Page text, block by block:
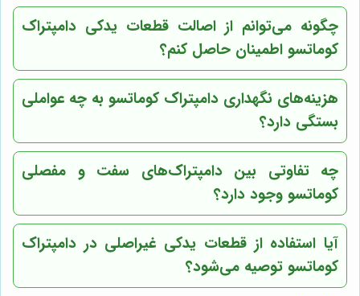
چگونه می‌توانم از اصالت قطعات یدکی دامپتراک
کوماتسو اطمینان حاصل کنم؟
هزینه‌های نگهداری دامپتراک کوماتسو به چه عواملی
بستگی دارد؟
چه تفاوتی بین دامپتراک‌های سفت و مفصلی
کوماتسو وجود دارد؟
آیا استفاده از قطعات یدکی غیراصلی در دامپتراک
کوماتسو توصیه می‌شود؟